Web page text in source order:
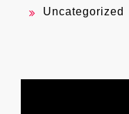
Uncategorized